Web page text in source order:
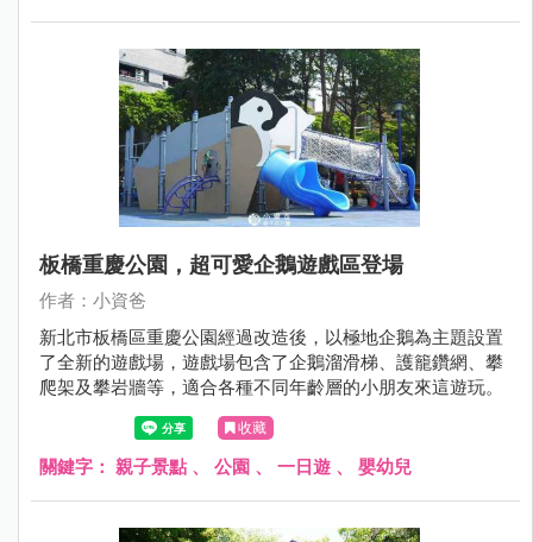
板橋重慶公園，超可愛企鵝遊戲區登場
作者：小資爸
新北市板橋區重慶公園經過改造後，以極地企鵝為主題設置
了全新的遊戲場，遊戲場包含了企鵝溜滑梯、護籠鑽網、攀
爬架及攀岩牆等，適合各種不同年齡層的小朋友來這遊玩。
收藏
關鍵字： 親子景點 、 公園 、 一日遊 、 嬰幼兒